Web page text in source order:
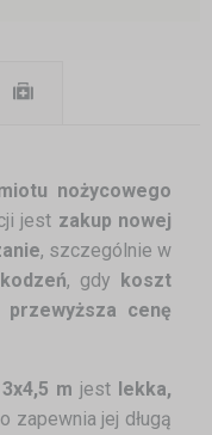
nożycowego
jest zakup nowej
, szczególnie w
, gdy koszt
cenę
m jest lekka,
zapewnia jej długą